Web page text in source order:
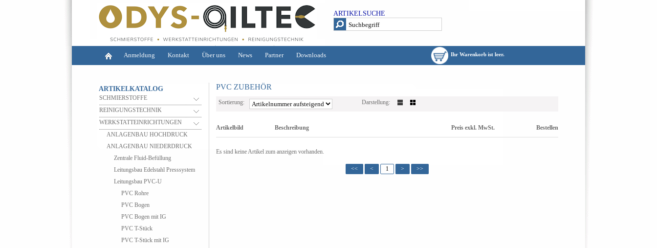
ARTIKELSUCHE
Anmeldung Kontakt Über uns News Partner Downloads Ihr Warenkorb ist leer.
ARTIKELKATALOG
SCHMIERSTOFFE
REINIGUNGSTECHNIK
WERKSTATTEINRICHTUNGEN
ANLAGENBAU HOCHDRUCK
ANLAGENBAU NIEDERDRUCK
Zentrale Fluid-Befüllung
Leitungsbau Edelstahl Presssystem
Leitungsbau PVC-U
PVC Rohre
PVC Bogen
PVC Bogen mit IG
PVC T-Stück
PVC T-Stück mit IG
PVC ZUBEHÖR
Sortierung: Darstellung:
Artikelbild Beschreibung Preis exkl. MwSt. Bestellen
Es sind keine Artikel zum anzeigen vorhanden.
<< < 1 > >>